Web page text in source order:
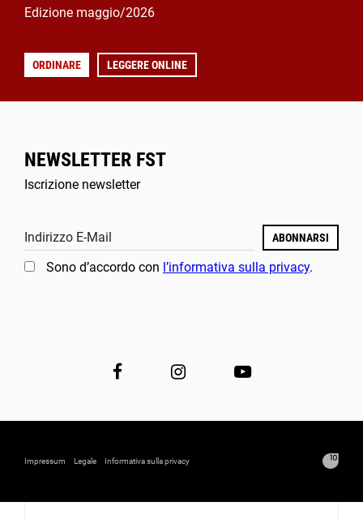
Edizione maggio/2026
ORDINARE LEGGERE ONLINE
NEWSLETTER FST
Iscrizione newsletter
Indirizzo E-Mail ABONNARSI
Sono d’accordo con l’informativa sulla privacy.
Impressum Legale Informativa sulla privacy